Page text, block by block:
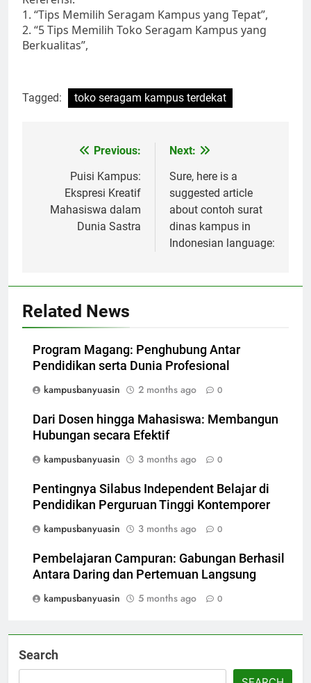
1. “Tips Memilih Seragam Kampus yang Tepat”,
2. “5 Tips Memilih Toko Seragam Kampus yang
Berkualitas”,
Tagged: toko seragam kampus terdekat
navigation
Previous:
Puisi Kampus:
Ekspresi Kreatif
Mahasiswa dalam
Dunia Sastra
Next:
Sure, here is a
suggested article
about contoh surat
dinas kampus in
Indonesian language:
Related News
Program Magang: Penghubung Antar
Pendidikan serta Dunia Profesional
kampusbanyuasin
2 months ago 0
Dari Dosen hingga Mahasiswa: Membangun
Hubungan secara Efektif
kampusbanyuasin
3 months ago 0
Pentingnya Silabus Independent Belajar di
Pendidikan Perguruan Tinggi Kontemporer
kampusbanyuasin
3 months ago 0
Pembelajaran Campuran: Gabungan Berhasil
Antara Daring dan Pertemuan Langsung
kampusbanyuasin
5 months ago 0
Search